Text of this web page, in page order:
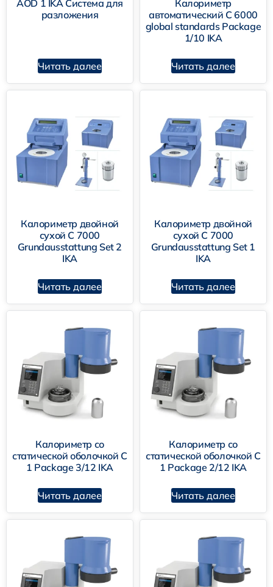
MATRIX
ULTRA-TURRAX
Масляные бани
Сухие нагревательные блоки
Центрифуги
Ротационные испарители
Биореакторы
Лабораторные мельницы
Скрининговые системы
AOD 1 IKA Система для
разложения
Читать далее
Калориметр
автоматический C 6000
global standards Package
1/10 IKA
Читать далее
Калориметр двойной
сухой C 7000
Grundausstattung Set 2
IKA
Читать далее
Калориметр двойной
сухой C 7000
Grundausstattung Set 1
IKA
Читать далее
Калориметр со
статической оболочкой C
1 Package 3/12 IKA
Читать далее
Калориметр со
статической оболочкой C
1 Package 2/12 IKA
Читать далее